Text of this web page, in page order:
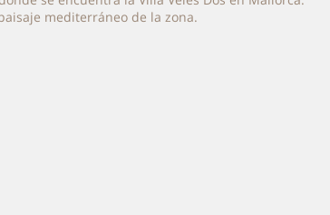
mediterráneo de la zona.